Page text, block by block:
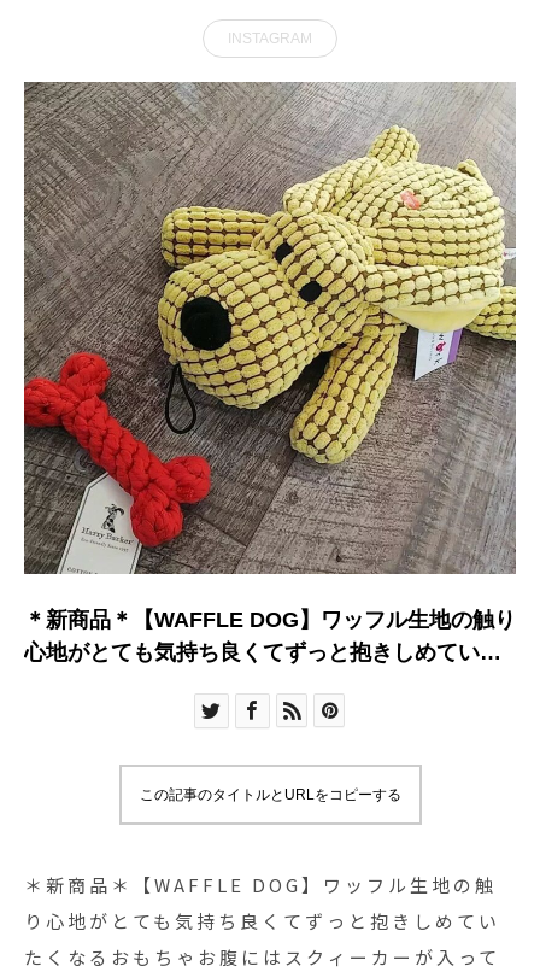
INSTAGRAM
＊新商品＊【WAFFLE DOG】ワッフル生地の触り
心地がとても気持ち良くてずっと抱きしめていた
ます。わんちゃんのお留守番や添い寝の時のお友
40cm、横…約30cm、厚さ…約11cm＊＊＊＊＊
人でカットの仕上げまで出来る経験者の方。)気に
なる方は、GROOM HAUS → 0852-61-2885また
はHAUS → 0852-61-5885までお電話ください。＊
この記事のタイトルとURLをコピーする
＊新商品＊【WAFFLE DOG】ワッフル生地の触
り心地がとても気持ち良くてずっと抱きしめてい
たくなるおもちゃお腹にはスクィーカーが入って